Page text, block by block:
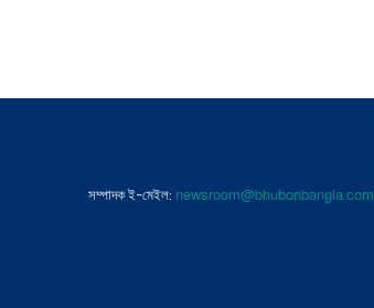
সম্পাদক ই-মেইল: newsroom@bhubonbangla.com